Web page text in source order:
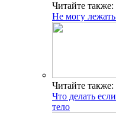
Читайте также:
Не могу
Читайте также:
Что делать
тело